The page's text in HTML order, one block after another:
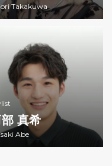
Takakuwa
部 真希
Abe